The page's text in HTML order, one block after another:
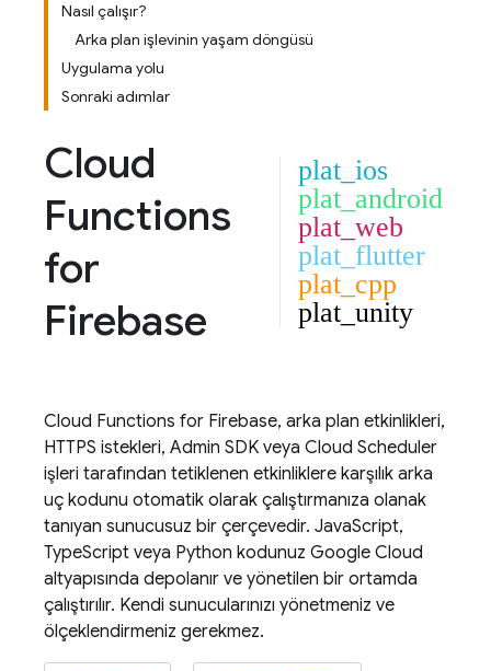
Nasıl çalışır?
Arka plan işlevinin yaşam döngüsü
Uygulama yolu
Sonraki adımlar
Cloud
Functions
for
Firebase
plat_ios
plat_android
plat_web
plat_flutter
plat_cpp
plat_unity
Cloud Functions for Firebase, arka plan etkinlikleri,
HTTPS istekleri, Admin SDK veya Cloud Scheduler
işleri tarafından tetiklenen etkinliklere karşılık arka
uç kodunu otomatik olarak çalıştırmanıza olanak
tanıyan sunucusuz bir çerçevedir. JavaScript,
TypeScript veya Python kodunuz Google Cloud
altyapısında depolanır ve yönetilen bir ortamda
çalıştırılır. Kendi sunucularınızı yönetmeniz ve
ölçeklendirmeniz gerekmez.